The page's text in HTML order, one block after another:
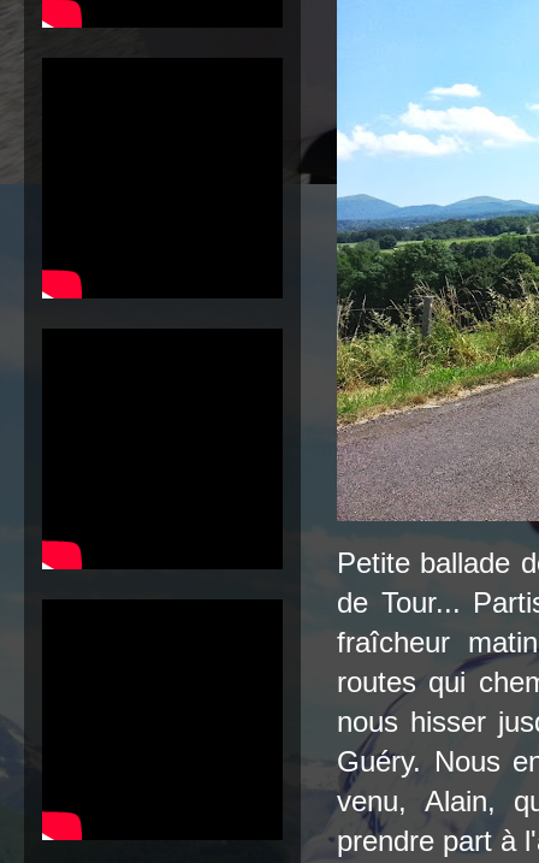
Petite ballade
de Tour...
fraîcheur
routes qui
nous hisser
Guéry. Nous
venu, Alain,
prendre part à